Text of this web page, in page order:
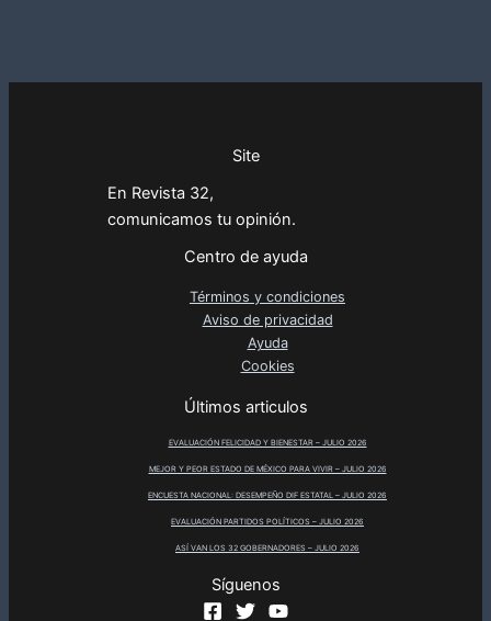
Site
En Revista 32,
comunicamos tu opinión.
Centro de ayuda
Términos y condiciones
Aviso de privacidad
Ayuda
Cookies
Últimos articulos
EVALUACIÓN FELICIDAD Y BIENESTAR – JULIO 2026
MEJOR Y PEOR ESTADO DE MÉXICO PARA VIVIR – JULIO 2026
ENCUESTA NACIONAL: DESEMPEÑO DIF ESTATAL – JULIO 2026
EVALUACIÓN PARTIDOS POLÍTICOS – JULIO 2026
ASÍ VAN LOS 32 GOBERNADORES – JULIO 2026
Síguenos